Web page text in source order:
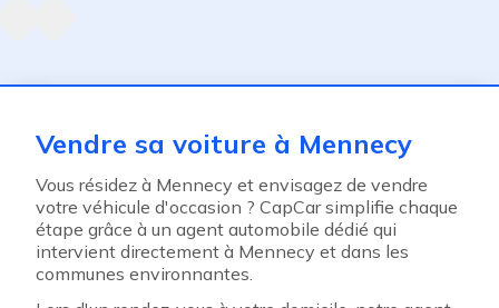
Vendre sa voiture à Mennecy
Vous résidez à Mennecy et envisagez de vendre
votre véhicule d'occasion ? CapCar simplifie chaque
étape grâce à un agent automobile dédié qui
intervient directement à Mennecy et dans les
communes environnantes.